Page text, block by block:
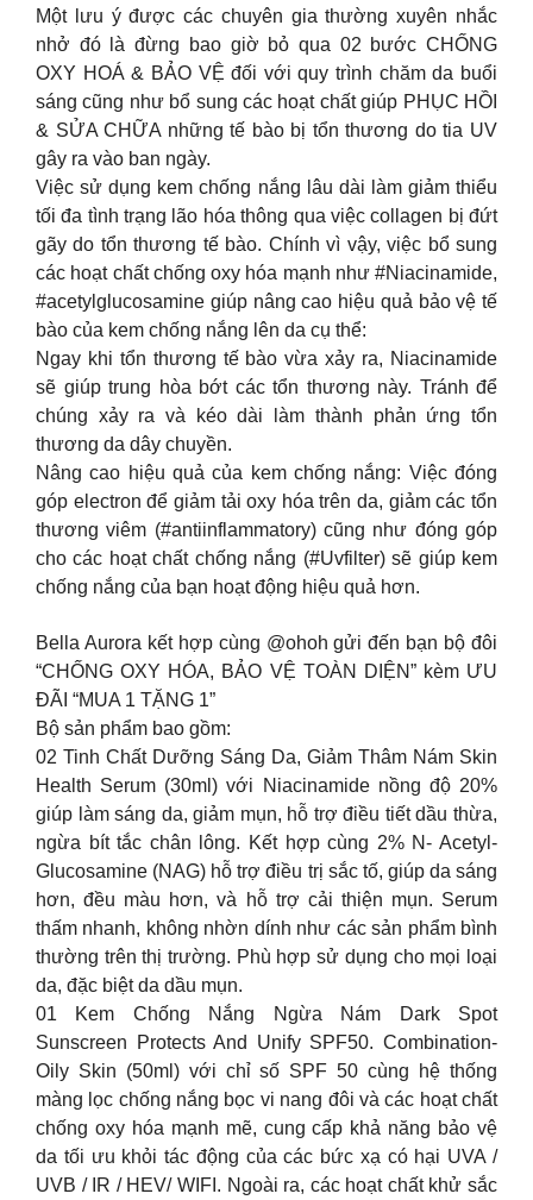
Một lưu ý được các chuyên gia thường xuyên nhắc
nhở đó là đừng bao giờ bỏ qua 02 bước CHỐNG
OXY HOÁ & BẢO VỆ đối với quy trình chăm da buổi
sáng cũng như bổ sung các hoạt chất giúp PHỤC HỒI
& SỬA CHỮA những tế bào bị tổn thương do tia UV
gây ra vào ban ngày.
Việc sử dụng kem chống nắng lâu dài làm giảm thiểu
tối đa tình trạng lão hóa thông qua việc collagen bị đứt
gãy do tổn thương tế bào. Chính vì vậy, việc bổ sung
các hoạt chất chống oxy hóa mạnh như #Niacinamide,
#acetylglucosamine giúp nâng cao hiệu quả bảo vệ tế
bào của kem chống nắng lên da cụ thể:
Ngay khi tổn thương tế bào vừa xảy ra, Niacinamide
sẽ giúp trung hòa bớt các tổn thương này. Tránh để
chúng xảy ra và kéo dài làm thành phản ứng tổn
thương da dây chuyền.
Nâng cao hiệu quả của kem chống nắng: Việc đóng
góp electron để giảm tải oxy hóa trên da, giảm các tổn
thương viêm (#antiinflammatory) cũng như đóng góp
cho các hoạt chất chống nắng (#Uvfilter) sẽ giúp kem
chống nắng của bạn hoạt động hiệu quả hơn.
Bella Aurora kết hợp cùng @ohoh gửi đến bạn bộ đôi
“CHỐNG OXY HÓA, BẢO VỆ TOÀN DIỆN” kèm ƯU
ĐÃI “MUA 1 TẶNG 1”
Bộ sản phẩm bao gồm:
02 Tinh Chất Dưỡng Sáng Da, Giảm Thâm Nám Skin
Health Serum (30ml) với Niacinamide nồng độ 20%
giúp làm sáng da, giảm mụn, hỗ trợ điều tiết dầu thừa,
ngừa bít tắc chân lông. Kết hợp cùng 2% N- Acetyl-
Glucosamine (NAG) hỗ trợ điều trị sắc tố, giúp da sáng
hơn, đều màu hơn, và hỗ trợ cải thiện mụn. Serum
thấm nhanh, không nhờn dính như các sản phẩm bình
thường trên thị trường. Phù hợp sử dụng cho mọi loại
da, đặc biệt da dầu mụn.
01 Kem Chống Nắng Ngừa Nám Dark Spot
Sunscreen Protects And Unify SPF50. Combination-
Oily Skin (50ml) với chỉ số SPF 50 cùng hệ thống
màng lọc chống nắng bọc vi nang đôi và các hoạt chất
chống oxy hóa mạnh mẽ, cung cấp khả năng bảo vệ
da tối ưu khỏi tác động của các bức xạ có hại UVA /
UVB / IR / HEV/ WIFI. Ngoài ra, các hoạt chất khử sắc